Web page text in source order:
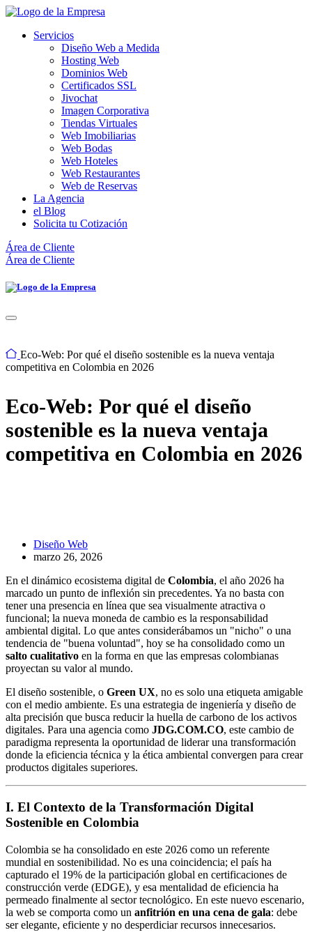
Servicios
Diseño Web a Medida
Hosting Web
Dominios Web
Certificados SSL
Jivochat
Imagen Corporativa
Tiendas Virtuales
Web Imobiliarias
Web Bodas
Web Hoteles
Web Restaurantes
Web de Reservas
La Agencia
el Blog
Solicita tu Cotización
Área de Cliente
Área de Cliente
Eco-Web: Por qué el diseño sostenible es la nueva ventaja
competitiva en Colombia en 2026
Eco-Web: Por qué el diseño
sostenible es la nueva ventaja
competitiva en Colombia en 2026
Diseño Web
marzo 26, 2026
En el dinámico ecosistema digital de Colombia, el año 2026 ha
marcado un punto de inflexión sin precedentes. Ya no basta con
tener una presencia en línea que sea visualmente atractiva o
funcional; la nueva moneda de cambio es la responsabilidad
ambiental digital. Lo que antes considerábamos un "nicho" o una
tendencia de "buena voluntad", hoy se ha consolidado como un
salto cualitativo en la forma en que las empresas colombianas
proyectan su valor al mundo.
El diseño sostenible, o Green UX, no es solo una etiqueta amigable
con el medio ambiente. Es una estrategia de ingeniería y diseño de
alta precisión que busca reducir la huella de carbono de los activos
digitales. Para una agencia como JDG.COM.CO, este cambio de
paradigma representa la oportunidad de liderar una transformación
donde la eficiencia técnica y la ética ambiental convergen para crear
productos digitales superiores.
I. El Contexto de la Transformación Digital
Sostenible en Colombia
Colombia se ha consolidado en este 2026 como un referente
mundial en sostenibilidad. No es una coincidencia; el país ha
capturado el 19% de la participación global en certificaciones de
construcción verde (EDGE), y esa mentalidad de eficiencia ha
permeado finalmente al sector tecnológico. En este nuevo escenario,
la web se comporta como un anfitrión en una cena de gala: debe
ser elegante, eficiente y no desperdiciar recursos innecesarios.